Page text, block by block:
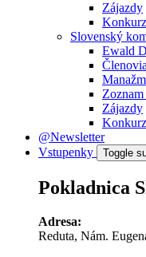
Zájazdy
Slovenský
Ewald
Členovia
Zájazdy
@Newsletter
Vstupenky
Toggle
Pokladnica
Adresa:
Reduta, Nám.